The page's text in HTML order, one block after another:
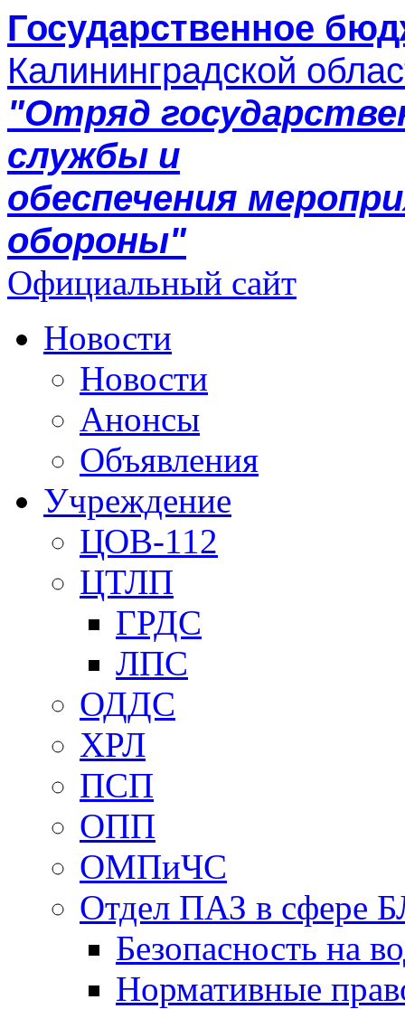
Государственное
Калининградской
"Отряд
службы и
обеспечения
обороны"
Официальный сайт
Новости
Новости
Анонсы
Объявления
Учреждение
ЦОВ-112
ЦТЛП
ГРДС
ЛПС
ОДДС
ХРЛ
ПСП
ОПП
ОМПиЧС
Отдел ПАЗ в сфере
Безопасность на
Нормативные